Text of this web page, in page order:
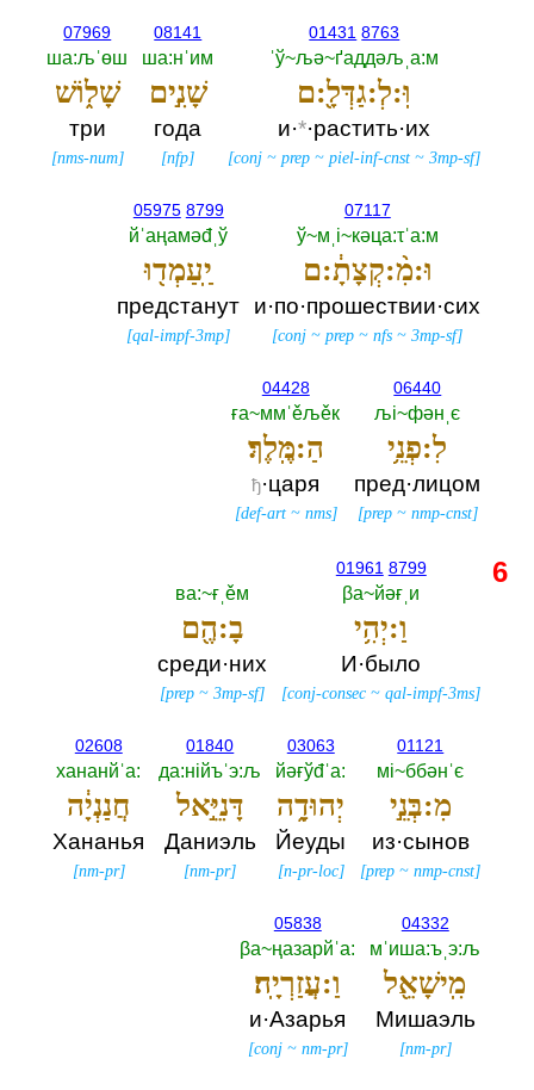
01431 8763
ˈў~љә~ґаддәљˌа:м
וּֽ:לְ:גַדְּלָ֖:ם
и·*·растить·их
[conj ~prep ~piel-inf-cnst ~3mp-sf]
08141
ша:нˈим
שָׁנִ֣ים
года
[nfp]
07969
ша:љˈөш
שָׁל֑וֹשׁ
три
[nms-num]
07117
ў~мˌi~кәца:τˈа:м
וּ:מִ֨:קְצָתָ֔:ם
и·по·прошествии·сих
[conj ~prep ~nfs ~3mp-sf]
05975 8799
йˈаңамәđˌў
יַֽעַמְד֖וּ
предстанут
[qal-impf-3mp]
06440
љi~фәнˌє
לִ:פְנֵ֥י
пред·лицом
[prep~ nmp-cnst]
04428
ға~ммˈěљěк
הַ:מֶּֽלֶךְ׃
ђ·царя
[def-art~ nms]
01961 8799
βа~йәғˌи
וַ:יְהִ֥י
И·было
[conj-consec ~qal-impf-3ms]
ва:~ғˌěм
בָ:הֶ֖ם
среди·них
[prep ~3mp-sf]
01121
мi~ббәнˈє
מִ:בְּנֵ֣י
из·сынов
[prep ~nmp-cnst]
03063
йәғўđˈа:‎
יְהוּדָ֑ה
Йеуды
[n-pr-loc]
01840
да:нiйъˈэ:љ
דָּנִיֵּ֣אל
Даниэль
[nm-pr]
02608
хананйˈа:‎
חֲנַנְיָ֔ה
Хананья
[nm-pr]
04332
мˈиша:ъˌэ:љ
מִֽישָׁאֵ֖ל
Мишаэль
[nm-pr]
05838
βа~ңазарйˈа:‎
וַ:עֲזַרְיָֽה׃
и·Азарья
[conj~ nm-pr]
6